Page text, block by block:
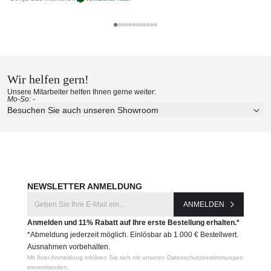
Erleben Sie unsere Stoffe und Materialien ganz in Ruhe in
Ihren eigenen vier Wänden.
Aktuelle Originalstoffe des Herstellers
Wir helfen gern!
Unsere Mitarbeiter helfen Ihnen gerne weiter:
Mo-So: -
Besuchen Sie auch unseren Showroom
NEWSLETTER ANMELDUNG
ANMELDEN
Anmelden und 11% Rabatt auf Ihre erste Bestellung erhalten.*
*Abmeldung jederzeit möglich. Einlösbar ab 1.000 € Bestellwert.
Ausnahmen vorbehalten.
Mit Ihrer Anmeldung erklären Sie sich mit unseren Datenschutzbestimmungen
einverstanden.